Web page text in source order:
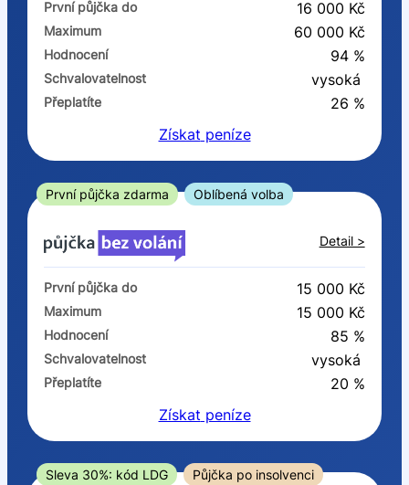
–
ano
Ve zkušebce
ano
ne
V exekuci
ano
ne
Po insolvenci
V hotovosti
ano
První půjčka do 16 000 Kč
Maximum 60 000 Kč
Hodnocení 94 %
Schvalovatelnost vysoká
Přeplatíte
26 %
Získat peníze
První půjčka zdarma Oblíbená volba
Detail >
První půjčka do 15 000 Kč
Maximum 15 000 Kč
Hodnocení 85 %
Schvalovatelnost vysoká
Přeplatíte
20 %
Získat peníze
Sleva 30%: kód LDG Půjčka po insolvenci